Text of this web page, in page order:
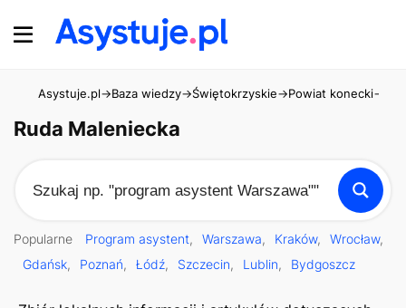
Asystuje.pl→Baza wiedzy→Świętokrzyskie→Powiat konecki→
Ruda Maleniecka
Popularne Program asystent Warszawa Kraków
Wrocław
Gdańsk
Poznań Łódź Szczecin Lublin Bydgoszcz